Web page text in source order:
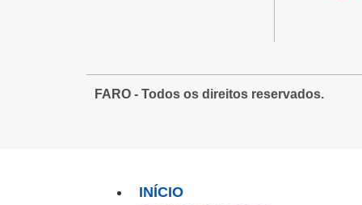
FARO - Todos os direitos reservados.
INÍCIO